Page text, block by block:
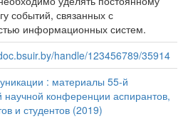
событий, связанных с
информационных систем.
handle/123456789/35914
: материалы 55-й
конференции аспирантов,
и студентов (2019)